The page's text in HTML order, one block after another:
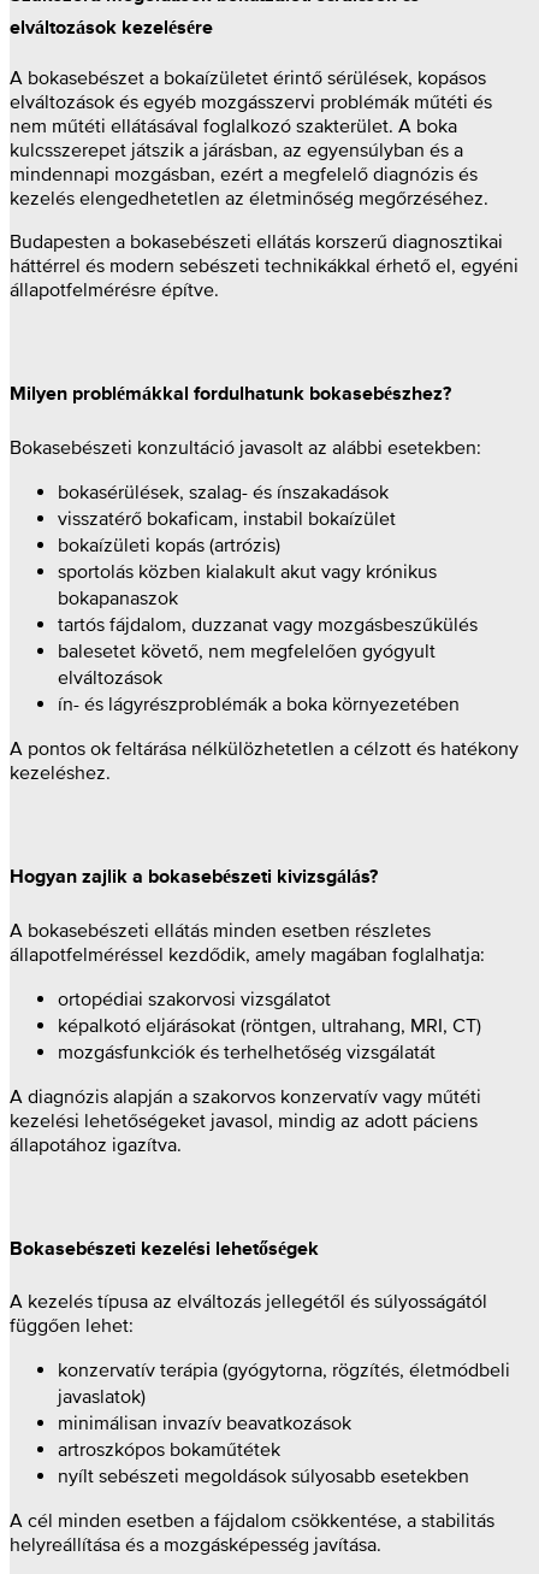
elváltozások kezelésére
A bokasebészet a bokaízületet érintő sérülések, kopásos
elváltozások és egyéb mozgásszervi problémák műtéti és
nem műtéti ellátásával foglalkozó szakterület. A boka
kulcsszerepet játszik a járásban, az egyensúlyban és a
mindennapi mozgásban, ezért a megfelelő diagnózis és
kezelés elengedhetetlen az életminőség megőrzéséhez.
Budapesten a bokasebészeti ellátás korszerű diagnosztikai
háttérrel és modern sebészeti technikákkal érhető el, egyéni
állapotfelmérésre építve.
Milyen problémákkal fordulhatunk bokasebészhez?
Bokasebészeti konzultáció javasolt az alábbi esetekben:
bokasérülések, szalag- és ínszakadások
visszatérő bokaficam, instabil bokaízület
bokaízületi kopás (artrózis)
sportolás közben kialakult akut vagy krónikus
bokapanaszok
tartós fájdalom, duzzanat vagy mozgásbeszűkülés
balesetet követő, nem megfelelően gyógyult
elváltozások
ín- és lágyrészproblémák a boka környezetében
A pontos ok feltárása nélkülözhetetlen a célzott és hatékony
kezeléshez.
Hogyan zajlik a bokasebészeti kivizsgálás?
A bokasebészeti ellátás minden esetben részletes
állapotfelméréssel kezdődik, amely magában foglalhatja:
ortopédiai szakorvosi vizsgálatot
képalkotó eljárásokat (röntgen, ultrahang, MRI, CT)
mozgásfunkciók és terhelhetőség vizsgálatát
A diagnózis alapján a szakorvos konzervatív vagy műtéti
kezelési lehetőségeket javasol, mindig az adott páciens
állapotához igazítva.
Bokasebészeti kezelési lehetőségek
A kezelés típusa az elváltozás jellegétől és súlyosságától
függően lehet:
konzervatív terápia (gyógytorna, rögzítés, életmódbeli
javaslatok)
minimálisan invazív beavatkozások
artroszkópos bokaműtétek
nyílt sebészeti megoldások súlyosabb esetekben
A cél minden esetben a fájdalom csökkentése, a stabilitás
helyreállítása és a mozgásképesség javítása.